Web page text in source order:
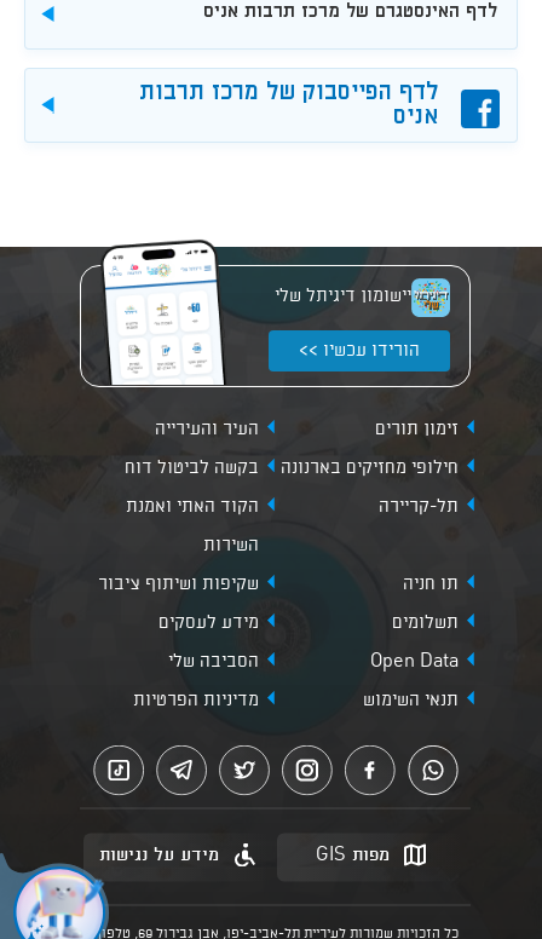
לדף האינסטגרם של מרכז תרבות אניס
פייסבוקלדף הפייסבוק של מרכז תרבות
אניס
יישומון דיגיתל שלי
הורידו עכשיו >>
זימון תורים
העיר והעירייה
חילופי מחזיקים בארנונה
בקשה לביטול דוח
תל-קריירה
הקוד האתי ואמנת
השירות
תו חניה
שקיפות ושיתוף ציבור
תשלומים
מידע לעסקים
Open Data
הסביבה שלי
תנאי השימוש
מדיניות הפרטיות
מפות GIS מידע על נגישות
כל הזכויות שמורות לעיריית תל-אביב-יפו, אבן גבירול 69, טלפון: